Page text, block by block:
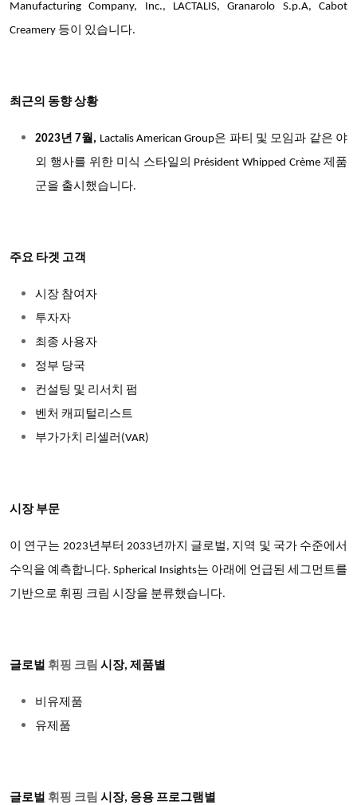
Manufacturing Company, Inc., LACTALIS, Granarolo S.p.A, Cabot
Creamery 등이 있습니다.
최근의 동향 상황
2023년 7월, Lactalis American Group은 파티 및 모임과 같은 야
외 행사를 위한 미식 스타일의 Président Whipped Crème 제품
군을 출시했습니다.
주요 타겟 고객
시장 참여자
투자자
최종 사용자
정부 당국
컨설팅 및 리서치 펌
벤처 캐피털리스트
부가가치 리셀러(VAR)
시장 부문
이 연구는 2023년부터 2033년까지 글로벌, 지역 및 국가 수준에서
수익을 예측합니다. Spherical Insights는 아래에 언급된 세그먼트를
기반으로 휘핑 크림 시장을 분류했습니다.
글로벌 휘핑 크림 시장, 제품별
비유제품
유제품
글로벌 휘핑 크림 시장, 응용 프로그램별